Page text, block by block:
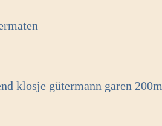
klosje gütermann garen 200m